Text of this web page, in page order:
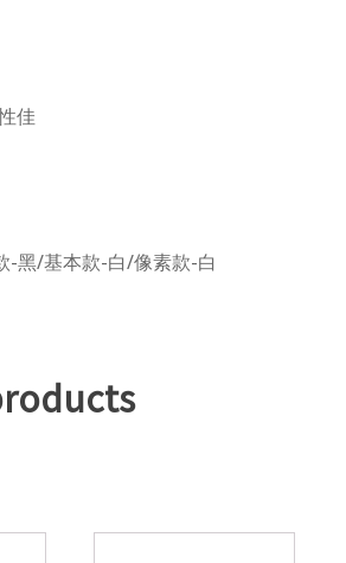
佳
-黑/基本款-白/像素款-白